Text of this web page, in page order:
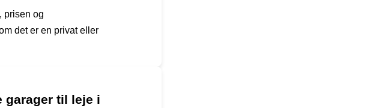
prisen og
det er en privat eller
garager til leje i